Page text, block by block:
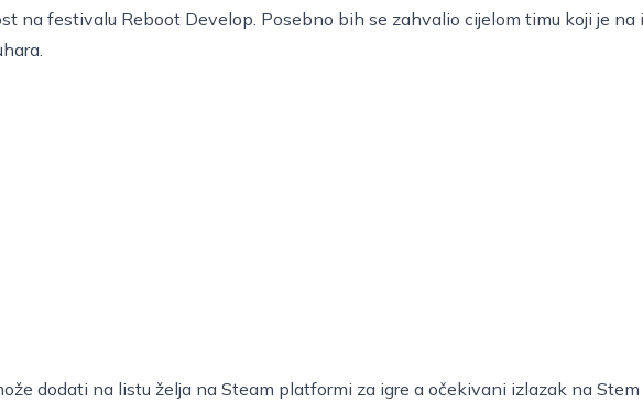
na festivalu Reboot Develop. Posebno bih se zahvalio cijelom timu koji je na
dodati na listu želja na Steam platformi za igre a očekivani izlazak na Stem